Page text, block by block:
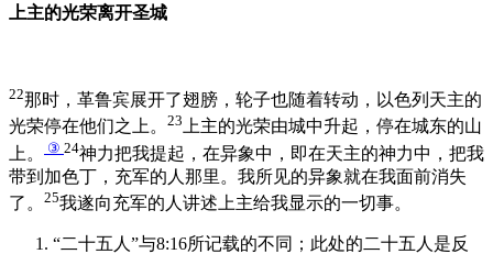
上主的光荣离开圣城
22那时，革鲁宾展开了翅膀，轮子也随着转动，以色列天主的
光荣停在他们之上。 23上主的光荣由城中升起，停在城东的山
上。
③ 24神力把我提起，在异象中，即在天主的神力中，把我
带到加色丁，充军的人那里。我所见的异象就在我面前消失
了。 25我遂向充军的人讲述上主给我显示的一切事。
“二十五人”与8:16所记载的不同；此处的二十五人是反